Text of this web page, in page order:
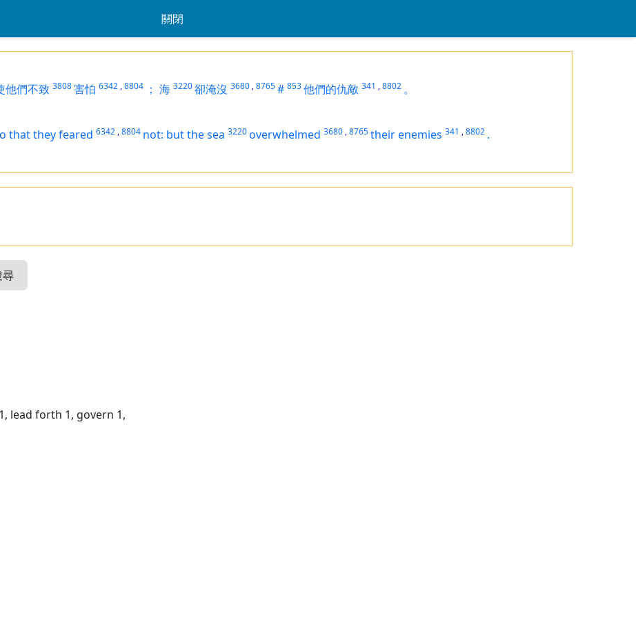
關閉
他們不致 3808害怕 6342 ,8804 ； 海 3220卻淹沒 3680 ,8765# 853他們的仇敵 341 ,8802 。
that they feared 6342 ,8804 not: but the sea 3220overwhelmed 3680 ,8765their enemies 341 ,8802 .
尋
lead forth 1, govern 1,